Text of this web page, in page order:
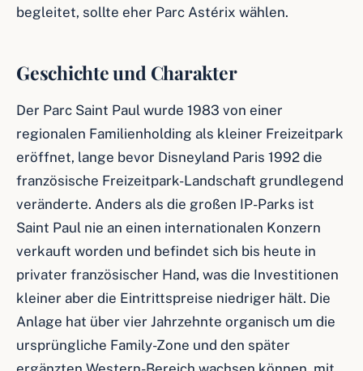
begleitet, sollte eher Parc Astérix wählen.
Geschichte und Charakter
Der Parc Saint Paul wurde 1983 von einer
regionalen Familienholding als kleiner Freizeitpark
eröffnet, lange bevor Disneyland Paris 1992 die
französische Freizeitpark-Landschaft grundlegend
veränderte. Anders als die großen IP-Parks ist
Saint Paul nie an einen internationalen Konzern
verkauft worden und befindet sich bis heute in
privater französischer Hand, was die Investitionen
kleiner aber die Eintrittspreise niedriger hält. Die
Anlage hat über vier Jahrzehnte organisch um die
ursprüngliche Family-Zone und den später